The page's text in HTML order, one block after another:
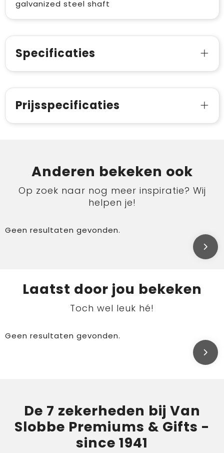
galvanized steel shaft
Specificaties
Prijsspecificaties
Anderen bekeken ook
Op zoek naar nog meer inspiratie? Wij
helpen je!
Geen resultaten gevonden.
Laatst door jou bekeken
Toch wel leuk hé!
Geen resultaten gevonden.
De 7 zekerheden bij Van
Slobbe Premiums & Gifts -
since 1941